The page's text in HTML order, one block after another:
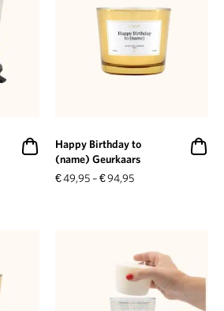
Happy Birthday to
(name) Geurkaars
€49,95–€94,95